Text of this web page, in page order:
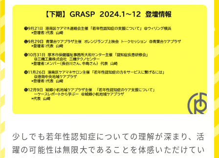
少しでも若年性認知症についての理解が深まり、活
躍の可能性は無限大であることを体感いただけてい